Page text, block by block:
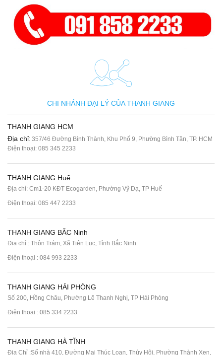
CHI NHÁNH ĐẠI LÝ CỦA THANH GIANG
THANH GIANG HCM
Địa chỉ: 357/46 Đường Bình Thành, Khu Phố 9, Phường Bình Tân, TP. HCM
Điện thoại: 085 345 2233
THANH GIANG Huế
Địa chỉ: Cm1-20 KĐT Ecogarden, Phường Vỹ Dạ, TP Huế
Điện thoại: 085 447 2233
THANH GIANG BẮC Ninh
Địa chỉ : Thôn Trám, Xã Tiên Lục, Tỉnh Bắc Ninh
Điện thoại : 084 993 2233
THANH GIANG HẢI PHÒNG
Số 200, Hồng Châu, Phường Lê Thanh Nghị, TP Hải Phòng
Điện thoại : 085 334 2233
THANH GIANG HÀ TĨNH
Địa Chỉ :Số nhà 410, Đường Mai Thúc Loan, Thúy Hội, Phường Thành Xen,